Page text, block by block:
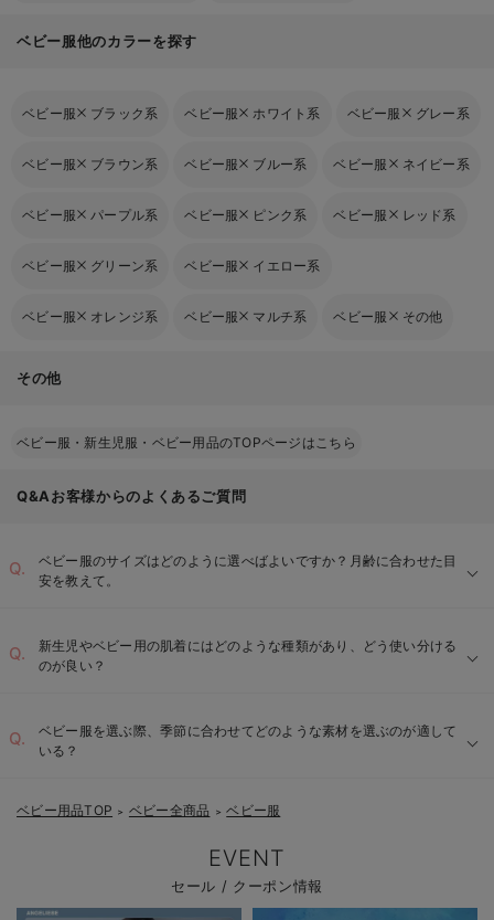
ベビー服他のカラーを探す
ベビー服 ブラック系 ベビー服 ホワイト系 ベビー服 グレー系
ベビー服 ブラウン系 ベビー服 ブルー系 ベビー服 ネイビー系
ベビー服 パープル系 ベビー服 ピンク系 ベビー服 レッド系
ベビー服 グリーン系 ベビー服 イエロー系
ベビー服 オレンジ系 ベビー服 マルチ系 ベビー服 その他
その他
ベビー服・新生児服・ベビー用品のTOPページはこちら
Q&Aお客様からのよくあるご質問
ベビー服のサイズはどのように選べばよいですか？月齢に合わせた目
安を教えて。
新生児やベビー用の肌着にはどのような種類があり、どう使い分ける
のが良い？
短肌着：
長肌着：
ベビー服を選ぶ際、季節に合わせてどのような素材を選ぶのが適して
いる？
ベビー用品TOP ＞ ベビー全商品 ＞ ベビー服
EVENT
セール / クーポン情報